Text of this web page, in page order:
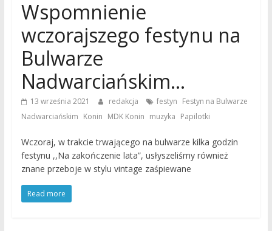
Wspomnienie
wczorajszego festynu na
Bulwarze
Nadwarciańskim…
13 września 2021 redakcja festyn Festyn na Bulwarze
Nadwarciańskim Konin MDK Konin muzyka Papilotki
Wczoraj, w trakcie trwającego na bulwarze kilka godzin
festynu ,,Na zakończenie lata”, usłyszeliśmy również
znane przeboje w stylu vintage zaśpiewane
Read more